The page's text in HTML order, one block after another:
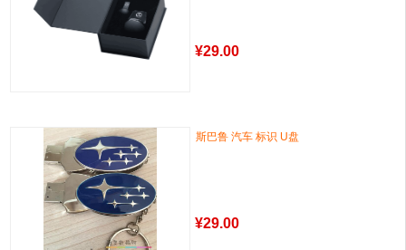
¥29.00
斯巴鲁 汽车 标识 U盘
¥29.00